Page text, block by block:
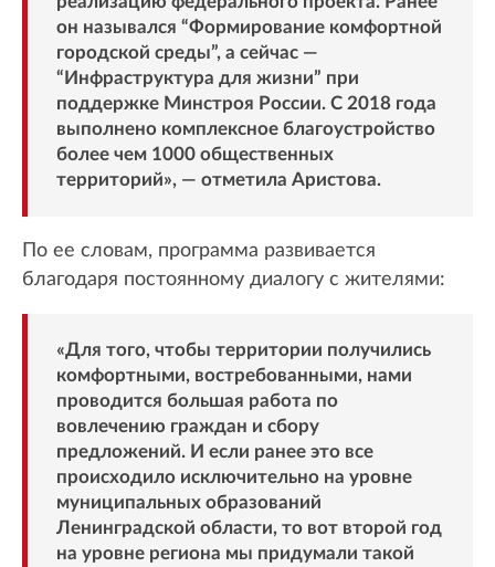
он назывался “Формирование комфортной
городской среды”, а сейчас —
“Инфраструктура для жизни” при
поддержке Минстроя России. С 2018 года
выполнено комплексное благоустройство
более чем 1000 общественных
территорий», — отметила Аристова.
По ее словам, программа развивается
благодаря постоянному диалогу с жителями:
«Для того, чтобы территории получились
комфортными, востребованными, нами
проводится большая работа по
вовлечению граждан и сбору
предложений. И если ранее это все
происходило исключительно на уровне
муниципальных образований
Ленинградской области, то вот второй год
на уровне региона мы придумали такой